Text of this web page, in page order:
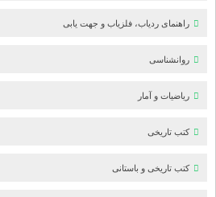
راهنمای ردیاب، فلزیاب و جهت یابی
روانشناسی
ریاضیات و آمار
کتب تاریخی
کتب تاریخی و باستانی